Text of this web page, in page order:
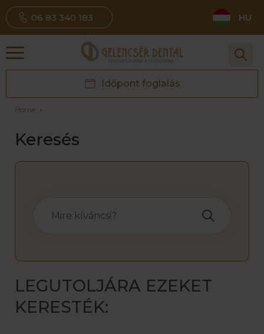
06 83 340 183 HU
Időpont foglalás
Home ›
Keresés
LEGUTOLJÁRA EZEKET
KERESTÉK: